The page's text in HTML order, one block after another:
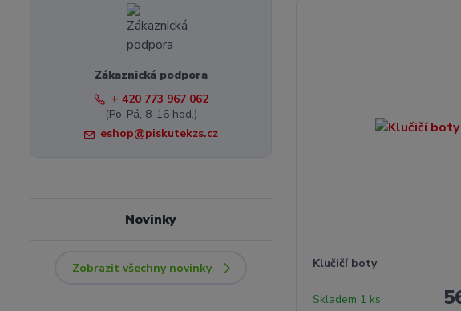
Klučičí boty
Skladem 1 ks
Zákaznická podpora
+ 420 773 967 062
(Po-Pá, 8-16 hod.)
eshop@piskutekzs.cz
Novinky
Zobrazit všechny novinky